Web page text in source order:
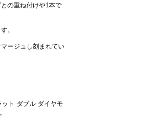
の重ね付けや1本で
。
ージュし刻まれてい
ト ダブル ダイヤモ